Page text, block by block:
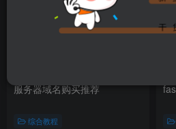
服务器域名购买推荐
综合教程